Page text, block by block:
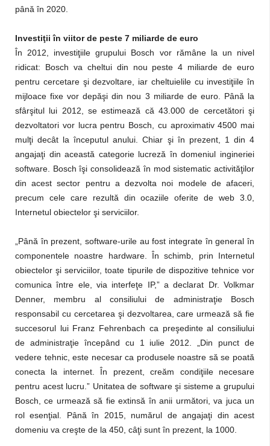
până în 2020.
Investiţii în viitor de peste 7 miliarde de euro
În 2012, investiţiile grupului Bosch vor rămâne la un nivel
ridicat: Bosch va cheltui din nou peste 4 miliarde de euro
pentru cercetare şi dezvoltare, iar cheltuielile cu investiţiile în
mijloace fixe vor depăşi din nou 3 miliarde de euro. Până la
sfârşitul lui 2012, se estimează că 43.000 de cercetători şi
dezvoltatori vor lucra pentru Bosch, cu aproximativ 4500 mai
mulţi decât la începutul anului. Chiar şi în prezent, 1 din 4
angajaţi din această categorie lucreză în domeniul ingineriei
software. Bosch îşi consolidează în mod sistematic activităţilor
din acest sector pentru a dezvolta noi modele de afaceri,
precum cele care rezultă din ocaziile oferite de web 3.0,
Internetul obiectelor şi serviciilor.
„Până în prezent, software-urile au fost integrate în general în
componentele noastre hardware. În schimb, prin Internetul
obiectelor şi serviciilor, toate tipurile de dispozitive tehnice vor
comunica între ele, via interfeţe IP,” a declarat Dr. Volkmar
Denner, membru al consiliului de administraţie Bosch
responsabil cu cercetarea şi dezvoltarea, care urmează să fie
succesorul lui Franz Fehrenbach ca preşedinte al consiliului
de administraţie începând cu 1 iulie 2012. „Din punct de
vedere tehnic, este necesar ca produsele noastre să se poată
conecta la internet. În prezent, creăm condiţiile necesare
pentru acest lucru.” Unitatea de software şi sisteme a grupului
Bosch, ce urmează să fie extinsă în anii următori, va juca un
rol esenţial. Până în 2015, numărul de angajaţi din acest
domeniu va creşte de la 450, câţi sunt în prezent, la 1000.